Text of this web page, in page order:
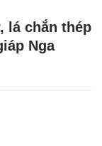
lá chắn thép
Nga